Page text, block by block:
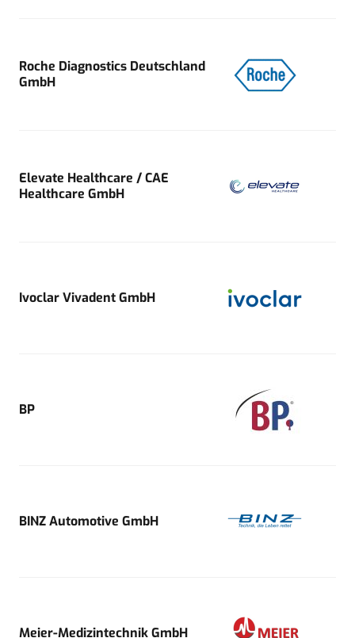
Roche Diagnostics Deutschland
GmbH
Elevate Healthcare / CAE
Healthcare GmbH
Ivoclar Vivadent GmbH
BP
BINZ Automotive GmbH
Meier-Medizintechnik GmbH